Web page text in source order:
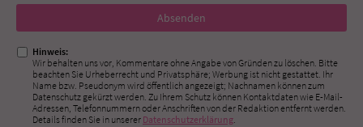
Nicht
ausfüllen!
Hinweis:
Wir behalten uns vor, Kommentare ohne Angabe von Gründen zu löschen. Bitte
beachten Sie Urheberrecht und Privatsphäre; Werbung ist nicht gestattet. Ihr
Name bzw. Pseudonym wird öffentlich angezeigt; Nachnamen können zum
Datenschutz gekürzt werden. Zu Ihrem Schutz können Kontaktdaten wie E-Mail-
Adressen, Telefonnummern oder Anschriften von der Redaktion entfernt werden.
Details finden Sie in unserer Datenschutzerklärung.